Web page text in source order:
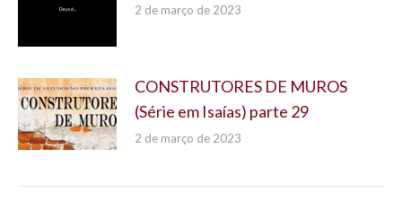
2 de março de 2023
CONSTRUTORES DE MUROS
(Série em Isaías) parte 29
2 de março de 2023